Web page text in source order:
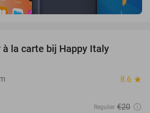
à la carte bij Happy Italy
8.6 star
Regulier €20